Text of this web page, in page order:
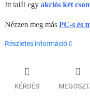
Itt talál egy akciós két
Nézzen meg más PC-s és
Részletes információ
KÉRDÉS